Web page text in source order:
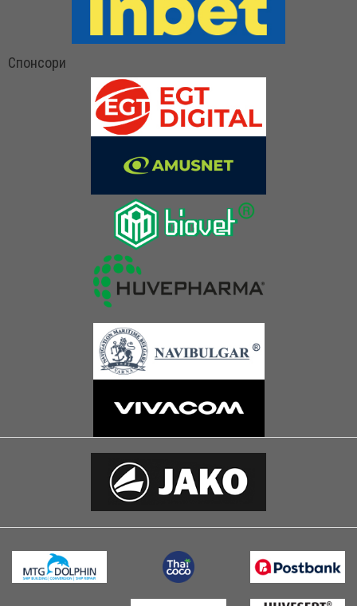
Спонсори